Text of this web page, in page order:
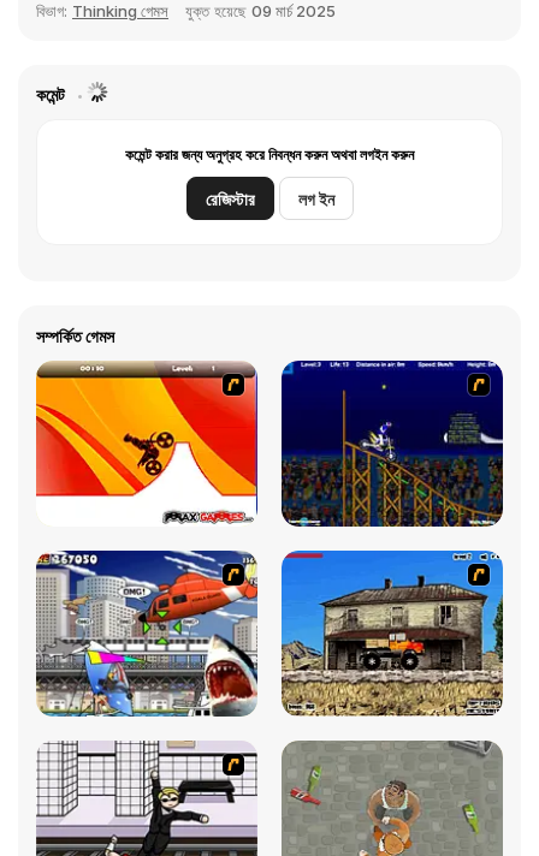
বিভাগ: Thinking গেমস যুক্ত হয়েছে 09 মার্চ 2025
কমেন্ট
কমেন্ট করার জন্য অনুগ্রহ করে নিবন্ধন করুন অথবা লগইন করুন
রেজিস্টার লগ ইন
সম্পর্কিত গেমস